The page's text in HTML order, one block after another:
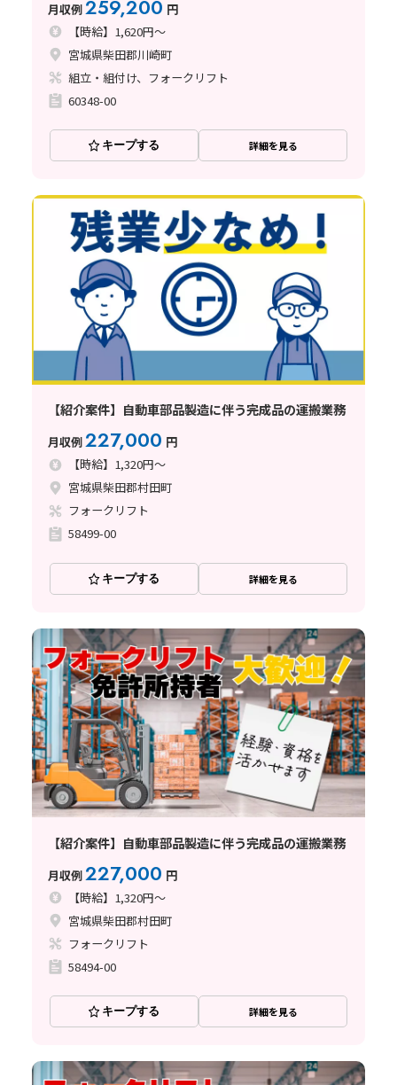
月収例259,200 円
【時給】1,620円～
宮城県柴田郡川崎町
組立・組付け、フォークリフト
60348-00
キープする 詳細を見る
【紹介案件】自動車部品製造に伴う完成品の運搬業務
月収例227,000 円
【時給】1,320円～
宮城県柴田郡村田町
フォークリフト
58499-00
キープする 詳細を見る
【紹介案件】自動車部品製造に伴う完成品の運搬業務
月収例227,000 円
【時給】1,320円～
宮城県柴田郡村田町
フォークリフト
58494-00
キープする 詳細を見る